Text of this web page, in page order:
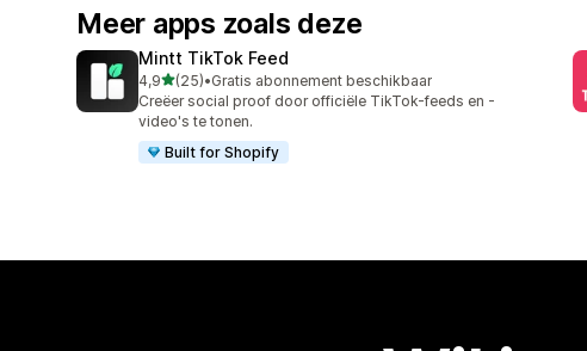
Meer apps zoals deze
Mintt TikTok Feed
4,9van 5 sterren
(25)
25 recensies in totaal
•Gratis abonnement beschikbaar
Creëer social proof door officiële TikTok-feeds en -
video's te tonen.
Built for Shopify